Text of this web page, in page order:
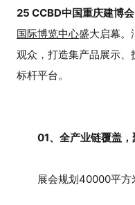
25 CCBD中国重庆建博会
国际博览中心盛大启幕
观众，打造集产品展示
标杆平台。
01、全产业链覆盖
展会规划40000平方